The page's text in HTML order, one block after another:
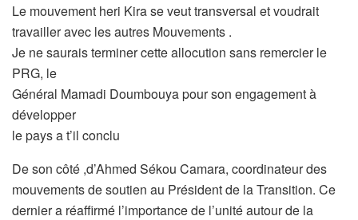
Le mouvement heri Kira se veut transversal et voudrait
travailler avec les autres Mouvements .
Je ne saurais terminer cette allocution sans remercier le
PRG, le
Général Mamadi Doumbouya pour son engagement à
développer
le pays a t’il conclu
De son côté ,d’Ahmed Sékou Camara, coordinateur des
mouvements de soutien au Président de la Transition. Ce
dernier a réaffirmé l’importance de l’unité autour de la